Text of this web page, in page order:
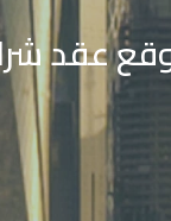
توقع